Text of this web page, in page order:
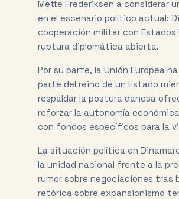
Mette Frederiksen a considerar
en el escenario político actual:
cooperación militar con
ruptura diplomática abierta.
Por su parte, la Unión Europea
parte del reino de un Estado
respaldar la postura danesa
reforzar la autonomía
con fondos específicos para la
La situación política en
la unidad nacional frente a la
rumor sobre negociaciones tras
retórica sobre expansionismo